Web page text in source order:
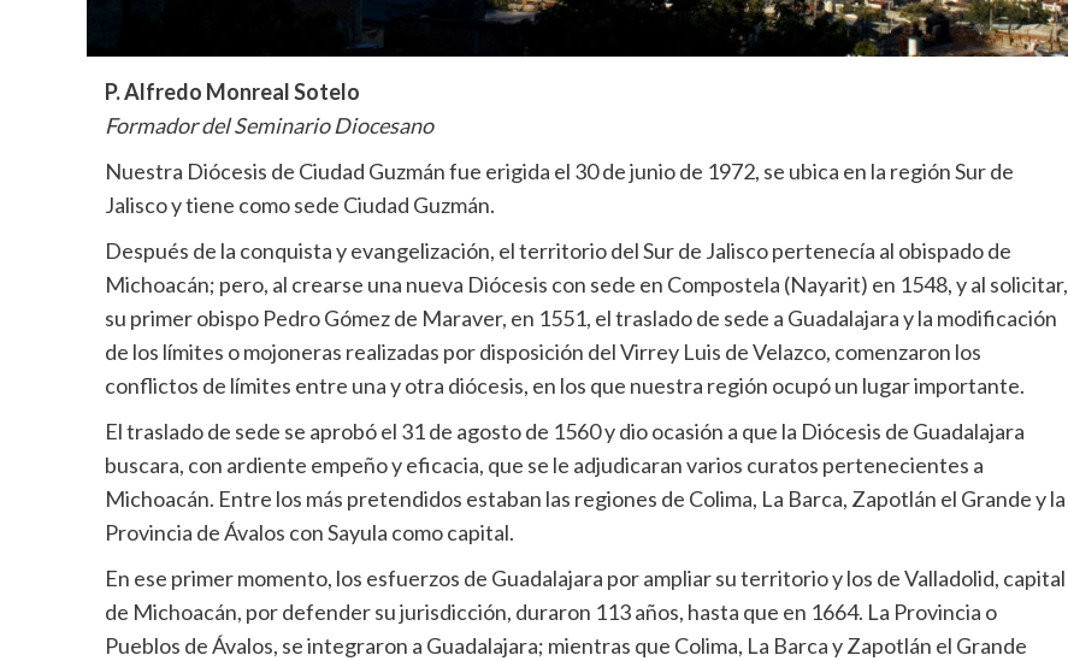
P. Alfredo Monreal Sotelo
Formador del Seminario Diocesano
Nuestra Diócesis de Ciudad Guzmán fue erigida el 30 de junio de 1972, se ubica en la región Sur de
Jalisco y tiene como sede Ciudad Guzmán.
Después de la conquista y evangelización, el territorio del Sur de Jalisco pertenecía al obispado de
Michoacán; pero, al crearse una nueva Diócesis con sede en Compostela (Nayarit) en 1548, y al solicitar,
su primer obispo Pedro Gómez de Maraver, en 1551, el traslado de sede a Guadalajara y la modificación
de los límites o mojoneras realizadas por disposición del Virrey Luis de Velazco, comenzaron los
conflictos de límites entre una y otra diócesis, en los que nuestra región ocupó un lugar importante.
El traslado de sede se aprobó el 31 de agosto de 1560 y dio ocasión a que la Diócesis de Guadalajara
buscara, con ardiente empeño y eficacia, que se le adjudicaran varios curatos pertenecientes a
Michoacán. Entre los más pretendidos estaban las regiones de Colima, La Barca, Zapotlán el Grande y la
Provincia de Ávalos con Sayula como capital.
En ese primer momento, los esfuerzos de Guadalajara por ampliar su territorio y los de Valladolid, capital
de Michoacán, por defender su jurisdicción, duraron 113 años, hasta que en 1664. La Provincia o
Pueblos de Ávalos, se integraron a Guadalajara; mientras que Colima, La Barca y Zapotlán el Grande